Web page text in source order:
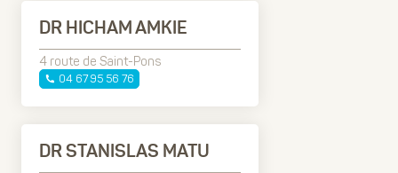
DR HICHAM AMKIE
4 route de Saint-Pons
04 67 95 56 76
DR STANISLAS MATU